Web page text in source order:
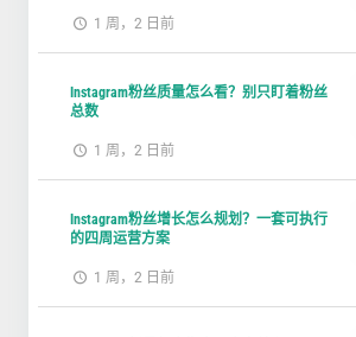
1 周，2 日前
Instagram粉丝质量怎么看？别只盯着粉丝
总数
1 周，2 日前
Instagram粉丝增长怎么规划？一套可执行
的四周运营方案
1 周，2 日前